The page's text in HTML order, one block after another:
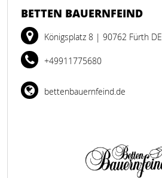
BETTEN BAUERNFEIND
Königsplatz 8 | 90762 Fürth DE
+49911775680
bettenbauernfeind.de